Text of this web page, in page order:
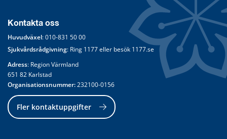
Kontakta oss
Huvudväxel: 010-831 50 00
Sjukvårdsrådgivning: Ring 1177 eller besök 1177.se
Adress: Region Värmland
651 82 Karlstad
Organisationsnummer: 232100-0156
Fler kontaktuppgifter